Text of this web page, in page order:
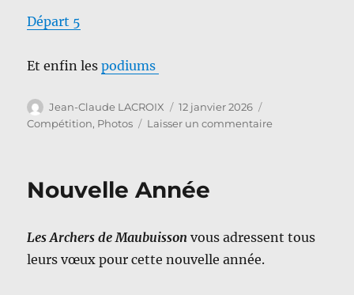
Départ 5
Et enfin lespodiums
Auteur
Jean-Claude LACROIX
Publié
le
12 janvier 2026
Compétition, Photos Laisser un commentairesur
10
Nouvelle Année
Les Archers de Maubuissonvous adressent tous
leurs vœux pour cette nouvelle année.